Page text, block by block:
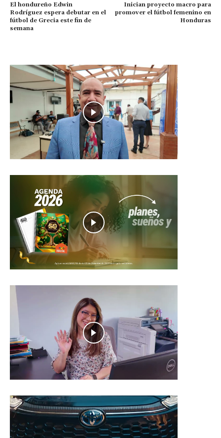
El hondureño Edwin
Rodríguez espera debutar en el
fútbol de Grecia este fin de
semana
Inician proyecto macro para
promover el fútbol femenino en
Honduras